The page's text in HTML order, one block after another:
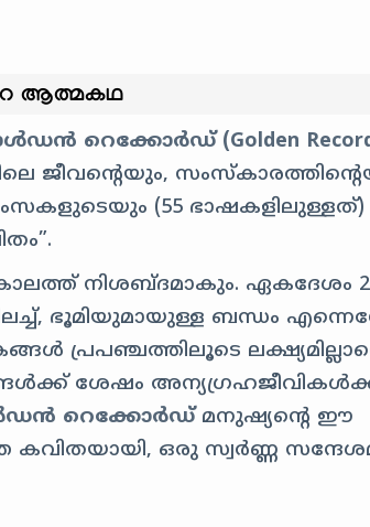
ആത്മകഥ
റെക്കോർഡ് (Golden
ജീവൻ്റെയും,
(55
നിശബ്ദമാകും. ഏകദേശം
ഭൂമിയുമായുള്ള ബന്ധം
പ്രപഞ്ചത്തിലൂടെ
ശേഷം
റെക്കോർഡ്മനുഷ്യൻ്റെ ഈ
ഒരു സ്വർണ്ണ